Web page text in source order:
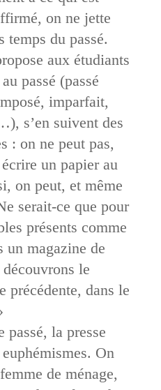
on ne jette
temps du passé.
aux étudiants
passé (passé
imparfait,
s’en suivent des
: on ne peut pas,
un papier au
on peut, et même
serait-ce que pour
présents comme
un magazine de
le
précédente, dans le
passé, la presse
On
de ménage,